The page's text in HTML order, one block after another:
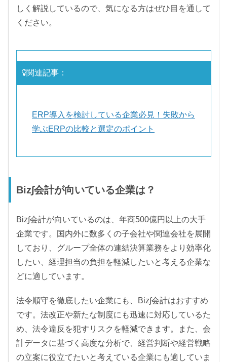
しく解説しているので、気になる方はぜひ目を通して
ください。
関連記事：
ERP導入を検討している企業必見！失敗から
学ぶERPの比較と選定のポイント
Biz∫会計が向いている企業は？
Biz∫会計が向いているのは、年商500億円以上の大手
企業です。国内外に数多くの子会社や関連会社を展開
しており、グループ全体の連結決算業務をより効率化
したい、経理担当の負担を軽減したいと考える企業な
どに適しています。
法令順守を徹底したい企業にも、Biz∫会計はおすすめ
です。法改正や新たな制度にも迅速に対応しているた
め、法令違反を犯すリスクを軽減できます。また、会
計データに基づく高度な分析で、経営判断や経営戦略
の立案に役立てたいと考えている企業にも適していま